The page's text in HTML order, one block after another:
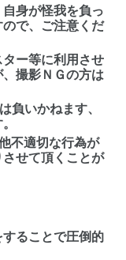
身が怪我を負っ
で、ご注意くだ
ー等に利用させ
撮影ＮＧの方は
負いかねます、
不適切な行為が
せて頂くことが
ることで圧倒的